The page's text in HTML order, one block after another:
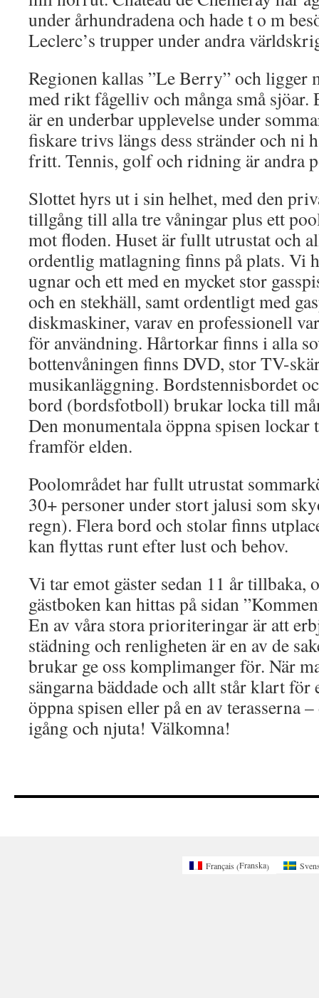
under århundradena och hade t o m
Leclerc’s trupper under andra
Regionen kallas ”Le Berry” och ligger
med rikt fågelliv och många små sjöar.
är en underbar upplevelse under
fiskare trivs längs dess stränder och ni
fritt. Tennis, golf och ridning är andra
Slottet hyrs ut i sin helhet, med den
tillgång till alla tre våningar plus ett
mot floden. Huset är fullt utrustat och
ordentlig matlagning finns på plats. Vi
ugnar och ett med en mycket stor
och en stekhäll, samt ordentligt med
diskmaskiner, varav en professionell
för användning. Hårtorkar finns i alla
bottenvåningen finns DVD, stor TV-
musikanläggning. Bordstennisbordet
bord (bordsfotboll) brukar locka till
Den monumentala öppna spisen
framför elden.
Poolområdet har fullt utrustat
30+ personer under stort jalusi som
regn). Flera bord och stolar finns
kan flyttas runt efter lust och behov.
Vi tar emot gäster sedan 11 år tillbaka,
gästboken kan hittas på sidan
En av våra stora prioriteringar är att
städning och renligheten är en av de
brukar ge oss komplimanger för. När
sängarna bäddade och allt står klart
öppna spisen eller på en av terasserna
igång och njuta! Välkomna!
Français (Franska)